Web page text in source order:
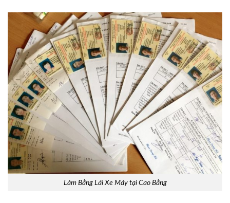
Làm Bằng Lái Xe Máy tại Cao Bằng